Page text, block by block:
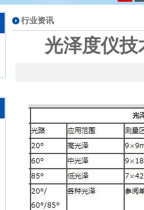
行业资讯
光泽度仪